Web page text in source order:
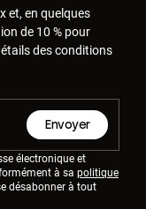
et, en quelques
de 10 % pour
des conditions
Envoyer
électronique et
à sa politique
désabonner à tout